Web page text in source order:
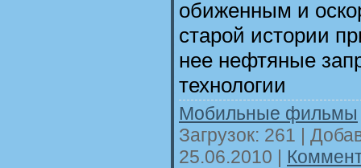
обиженным и
старой истории
нее нефтяные
технологии
Мобильные фильмы
Загрузок: 261 |
25.06.2010 |